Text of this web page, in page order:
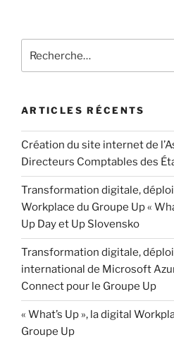
ARTICLES RÉCENTS
Création du site internet de
Directeurs Comptables des
Transformation digitale,
Workplace du Groupe Up «
Up Day et Up Slovensko
Transformation digitale,
international de Microsoft
Connect pour le Groupe Up
« What’s Up », la digital
Groupe Up